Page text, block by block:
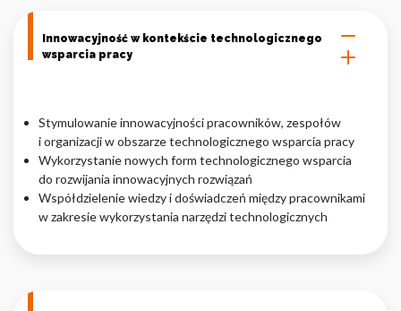
Innowacyjność w kontekście technologicznego
wsparcia pracy
Stymulowanie innowacyjności pracowników, zespołów
i organizacji w obszarze technologicznego wsparcia pracy
Wykorzystanie nowych form technologicznego wsparcia
do rozwijania innowacyjnych rozwiązań
Współdzielenie wiedzy i doświadczeń między pracownikami
w zakresie wykorzystania narzędzi technologicznych